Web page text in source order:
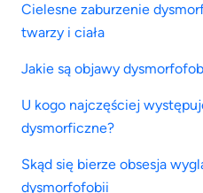
Cielesne zaburzenie
twarzy i ciała
Jakie są objawy
U kogo najczęściej
dysmorficzne?
Skąd się bierze obsesja
dysmorfofobii